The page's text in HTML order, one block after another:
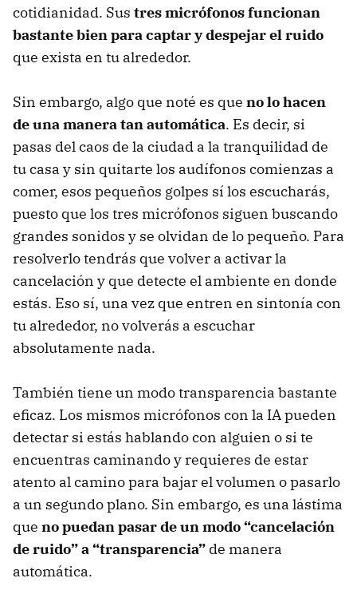
cotidianidad. Sus tres micrófonos funcionan
bastante bien para captar y despejar el ruido
que exista en tu alrededor.
Sin embargo, algo que noté es que no lo hacen
de una manera tan automática. Es decir, si
pasas del caos de la ciudad a la tranquilidad de
tu casa y sin quitarte los audífonos comienzas a
comer, esos pequeños golpes sí los escucharás,
puesto que los tres micrófonos siguen buscando
grandes sonidos y se olvidan de lo pequeño. Para
resolverlo tendrás que volver a activar la
cancelación y que detecte el ambiente en donde
estás. Eso sí, una vez que entren en sintonía con
tu alrededor, no volverás a escuchar
absolutamente nada.
También tiene un modo transparencia bastante
eficaz. Los mismos micrófonos con la IA pueden
detectar si estás hablando con alguien o si te
encuentras caminando y requieres de estar
atento al camino para bajar el volumen o pasarlo
a un segundo plano. Sin embargo, es una lástima
que no puedan pasar de un modo “cancelación
de ruido” a “transparencia” de manera
automática.